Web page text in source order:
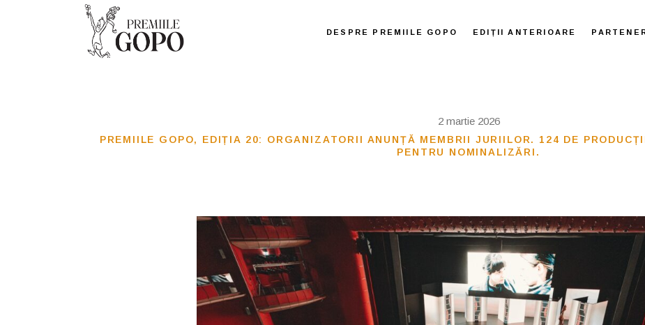
DESPRE PREMIILE GOPO EDIȚII ANTERIOARE
2 martie 2026
PREMIILE GOPO, EDIȚIA 20: ORGANIZATORII ANUNȚĂ MEMBRII JURIILOR. 124 DE
PENTRU NOMINALIZĂRI.